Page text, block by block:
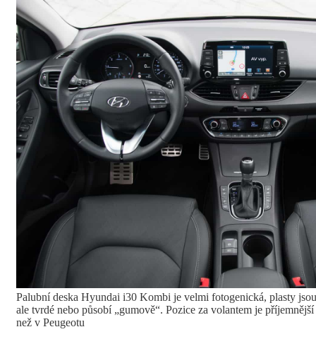
Palubní deska Hyundai i30 Kombi je velmi fotogenická, plasty jsou
ale tvrdé nebo působí „gumově“. Pozice za volantem je příjemnější
než v Peugeotu